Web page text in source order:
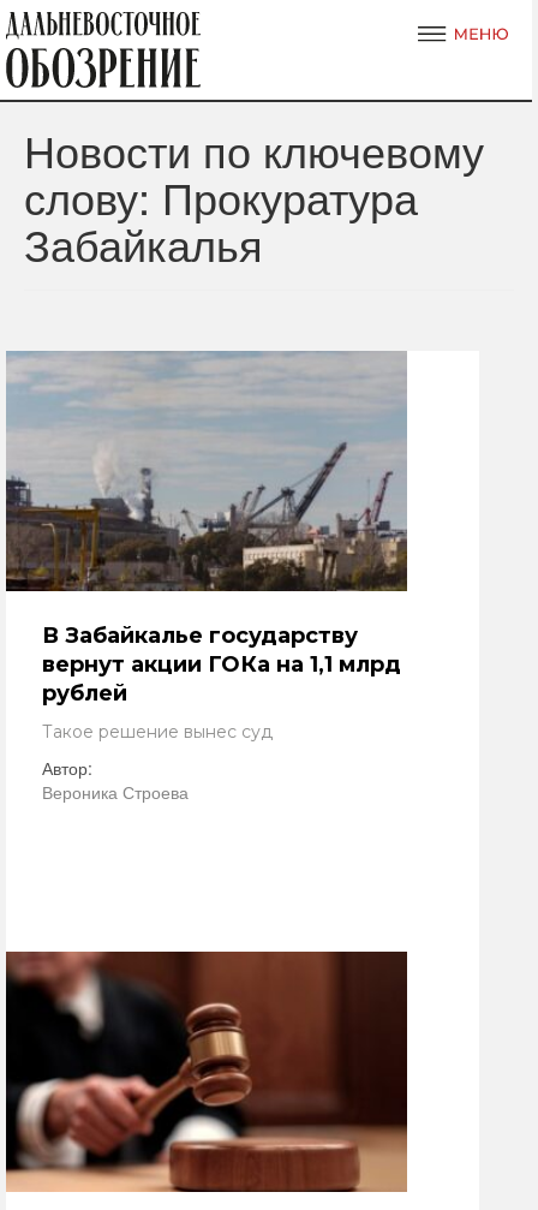
Новости по ключевому
слову: Прокуратура
Забайкалья
В Забайкалье государству
вернут акции ГОКа на 1,1 млрд
рублей
Такое решение вынес суд
Автор:
Вероника Строева